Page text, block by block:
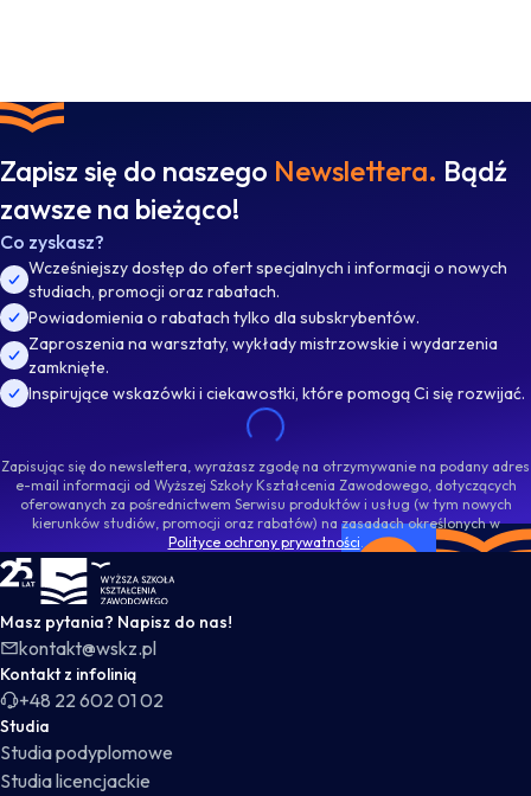
Zapisz się do naszego Newslettera. Bądź
zawsze na bieżąco!
Co zyskasz?
Wcześniejszy dostęp do ofert specjalnych i informacji o nowych
studiach, promocji oraz rabatach.
Powiadomienia o rabatach tylko dla subskrybentów.
Zaproszenia na warsztaty, wykłady mistrzowskie i wydarzenia
zamknięte.
Inspirujące wskazówki i ciekawostki, które pomogą Ci się rozwijać.
Zapisując się do newslettera, wyrażasz zgodę na otrzymywanie na podany adres
e-mail informacji od Wyższej Szkoły Kształcenia Zawodowego, dotyczących
oferowanych za pośrednictwem Serwisu produktów i usług (w tym nowych
kierunków studiów, promocji oraz rabatów) na zasadach określonych w
Polityce ochrony prywatności.
WSKZ - strona główna
Masz pytania? Napisz do nas!
kontakt@wskz.pl
Kontakt z infolinią
+48 22 602 01 02
Studia
Studia podyplomowe
Studia licencjackie